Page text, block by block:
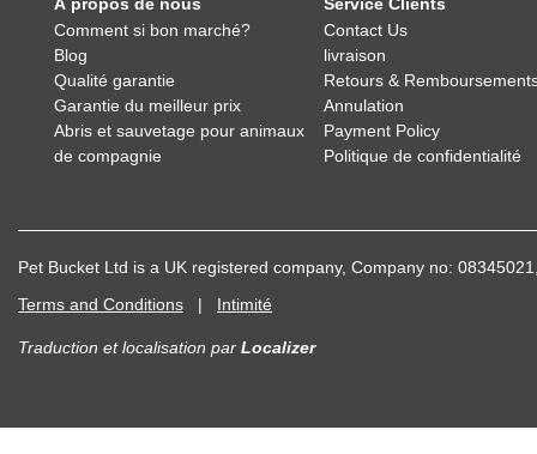
Comment si bon marché?
Blog
Qualité garantie
Garantie du meilleur prix
Abris et sauvetage pour animaux
de compagnie
Contact Us
livraison
Retours &
Annulation
Payment Policy
Politique de confidentialité
Pet Bucket Ltd is a UK registered company, Company no:
Terms and Conditions | Intimité
Traduction et localisation par Localizer